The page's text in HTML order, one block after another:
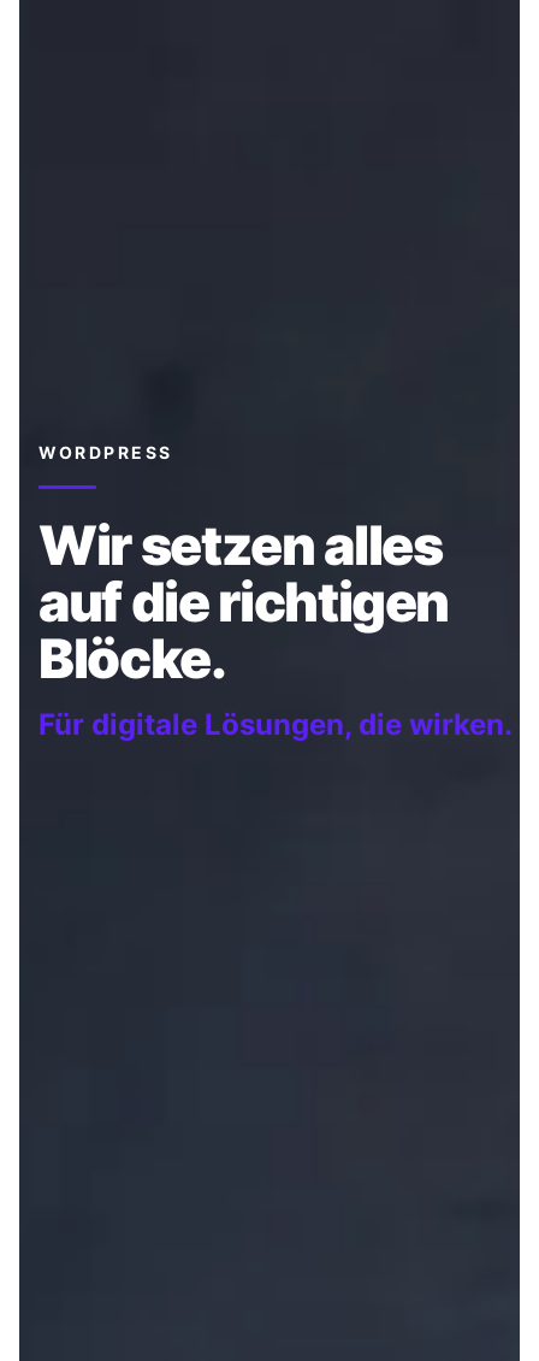
WORDPRESS
Wir setzen alles
auf die richtigen
Blöcke.
Für digitale Lösungen, die wirken.